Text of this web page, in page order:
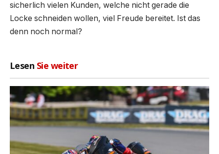
sicherlich vielen Kunden, welche nicht gerade die
Locke schneiden wollen, viel Freude bereitet. Ist das
denn noch normal?
Lesen Sie weiter